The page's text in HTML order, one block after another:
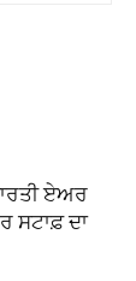
ਏਅਰ
ਸਟਾਫ਼ ਦਾ